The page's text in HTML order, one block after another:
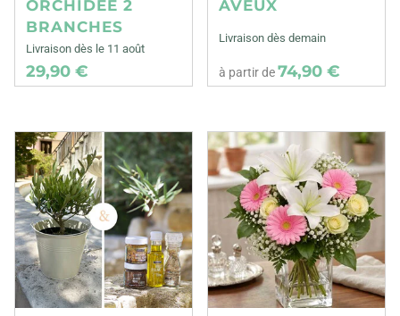
ORCHIDEE 2
BRANCHES
Livraison dès le 11 août
29,90 €
AVEUX
Livraison dès demain
à partir de74,90 €